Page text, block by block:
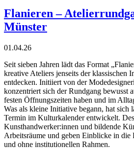
Flanieren –
Münster
01.04.26
Seit sieben Jahren lädt das Format
kreative Ateliers jenseits der klassischen
entdecken. Initiiert von der
konzentriert sich der Rundgang bewusst
festen Öffnungszeiten haben und im
Was als kleine Initiative begann, hat sich
Termin im Kulturkalender entwickelt.
Kunsthandwerker:innen und bildende
Arbeitsräume und geben Einblicke in die
und ohne institutionellen Rahmen.